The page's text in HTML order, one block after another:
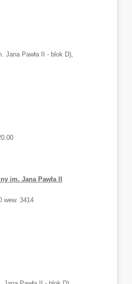
Jana Pawła II - blok D),
im. Jana Pawła II
wew. 3414